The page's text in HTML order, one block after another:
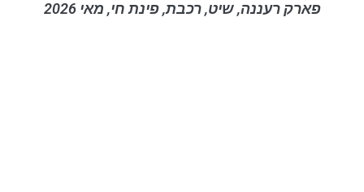
פארק רעננה, שיט, רכבת, פינת חי, מאי 2026